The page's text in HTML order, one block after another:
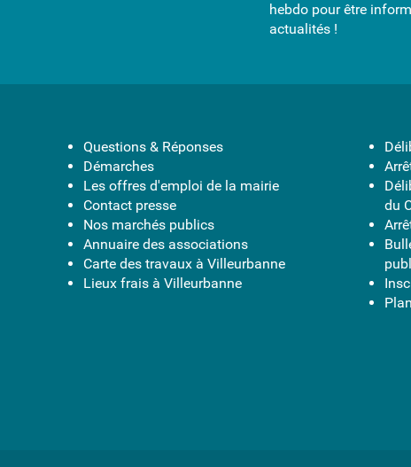
hebdo pour être
actualités !
Questions & Réponses
Démarches
Les offres d'emploi de la mairie
Contact presse
Nos marchés publics
Annuaire des associations
Carte des travaux à Villeurbanne
Lieux frais à Villeurbanne
du